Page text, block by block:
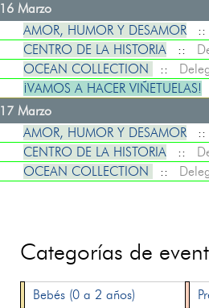
16 Marzo
AMOR, HUMOR Y DESAMOR::
CENTRO DE LA HISTORIA::
OCEAN COLLECTION
::
¡VAMOS A HACER VIÑETUELAS!
17 Marzo
AMOR, HUMOR Y DESAMOR::
CENTRO DE LA HISTORIA::
OCEAN COLLECTION
::
Categorías de
Bebés (0 a 2 años)